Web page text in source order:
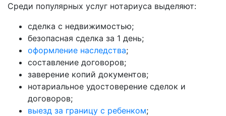
Среди популярных услуг нотариуса выделяют:
сделка с недвижимостью;
безопасная сделка за 1 день;
оформление наследства;
составление договоров;
заверение копий документов;
нотариальное удостоверение сделок и
договоров;
выезд за границу с ребенком;